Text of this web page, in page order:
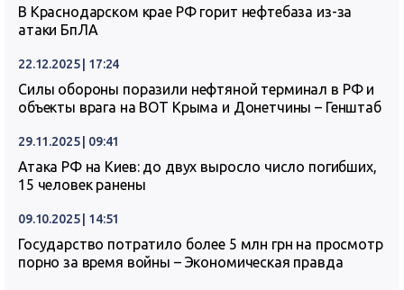
В Краснодарском крае РФ горит нефтебаза из-за
атаки БпЛА
22.12.2025 | 17:24
Силы обороны поразили нефтяной терминал в РФ и
объекты врага на ВОТ Крыма и Донетчины – Генштаб
29.11.2025 | 09:41
Атака РФ на Киев: до двух выросло число погибших,
15 человек ранены
09.10.2025 | 14:51
Государство потратило более 5 млн грн на просмотр
порно за время войны – Экономическая правда